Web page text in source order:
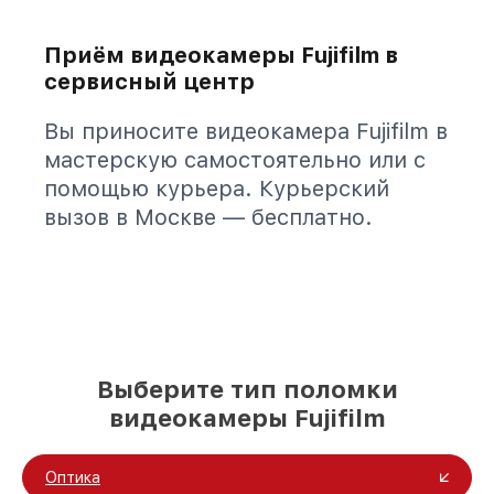
Приём видеокамеры Fujifilm в
сервисный центр
Вы приносите видеокамера Fujifilm в
мастерскую самостоятельно или с
помощью курьера. Курьерский
вызов в Москве — бесплатно.
Выберите тип поломки
видеокамеры Fujifilm
Оптика